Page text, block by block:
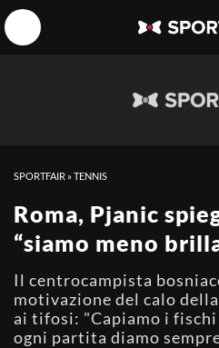
SPORTFAIR »TENNIS
Roma, Pjanic
“siamo meno
Il centrocampista
motivazione del calo
ai tifosi: "Capiamo i fischi
ogni partita diamo